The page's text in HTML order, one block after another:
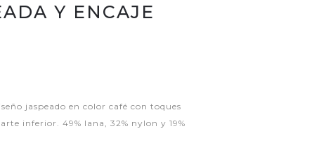
Y ENCAJE
jaspeado en color café con toques
inferior. 49% lana, 32% nylon y 19%